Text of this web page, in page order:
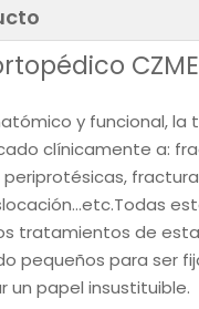
y funcional,
clínicamente a:
tratamientos de
pequeños para ser
papel insustituible.